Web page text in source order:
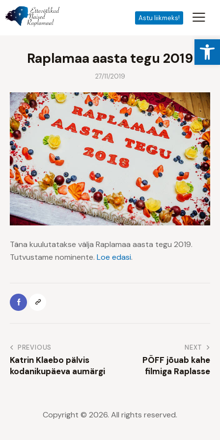
Open toolbar
Astu liikmeks!
Raplamaa aasta tegu 2019
27/11/2019
Täna kuulutatakse välja Raplamaa aasta tegu 2019.
Tutvustame nominente. Loe edasi.
PREVIOUS
Katrin Klaebo pälvis
kodanikupäeva aumärgi
NEXT
PÖFF jõuab kahe
filmiga Raplasse
Copyright © 2026. All rights reserved.